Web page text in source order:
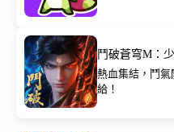
鬥破蒼穹M：
熱血集結，鬥
給！